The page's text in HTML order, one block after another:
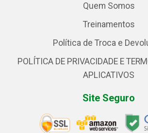
Quem Somos
Treinamentos
Política de Troca e
POLÍTICA DE PRIVACIDADE E
APLICATIVOS
Site Seguro